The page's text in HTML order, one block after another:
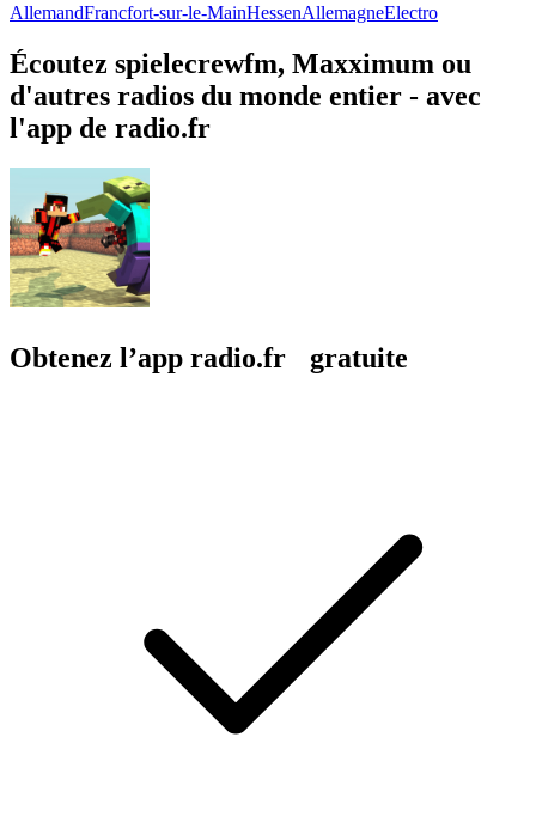
AllemandFrancfort-sur-le-MainHessenAllemagneElectro
Écoutez spielecrewfm, Maxximum ou
d'autres radios du monde entier - avec
l'app de radio.fr
Obtenez l’app radio.fr gratuite